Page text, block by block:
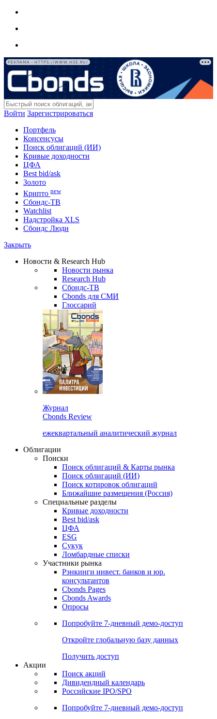
РЕКЛАМА • HTTPS://WWW.HSE.RU/
Войти Зарегистрироваться
Портфель
Консенсусы
Поиск облигаций (ИИ)
Кривые доходности
ЦФА
Best bid/ask
Золото
Крипто new
Сбондс-ТВ
Watchlist
Надстройка XLS
Сбондс Люди
Закрыть
Новости & Research Hub
Новости рынка
Research Hub
Сбондс-ТВ
Cbonds для СМИ
Глоссарий
Журнал
Cbonds Review
ежеквартальный аналитический журнал
Облигации
Поиски
Поиск облигаций & Карты рынка
Поиск облигаций (ИИ)
Поиск котировок облигаций
Ближайшие размещения (Россия)
Специальные разделы
Кривые доходности
Best bid/ask
ЦФА
ESG
Сукук
Ломбардные списки
Участники рынка
Рэнкинги инвест. банков и юр.
консультантов
Cbonds Pages
Cbonds Awards
Опросы
Попробуйте 7-дневный демо-доступ
Откройте глобальную базу данных
Получить доступ
Акции
Поиск акций
Дивидендный календарь
Российские IPO/SPO
Попробуйте 7-дневный демо-доступ